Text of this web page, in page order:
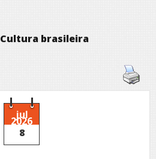
Cultura brasileira
jul
2026
8